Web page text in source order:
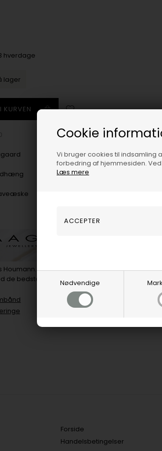
Cookie
Vi bruger cookies til indsamling
forbedring af hjemmesiden.
Læs mere
Nødvendige
hverdage
lager
Houmann.dk din lokale guldsmed
de bedste smykker og mærker
Halskæder
Fingerringe
Vielsesringe
Forside
Handelsbetingelser